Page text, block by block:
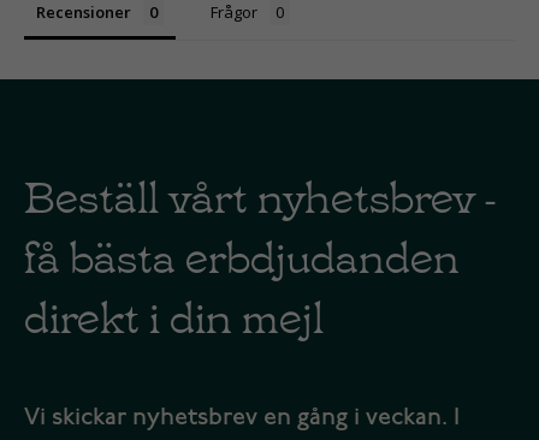
Recensioner Frågor
Beställ vårt nyhetsbrev -
få bästa erbdjudanden
direkt i din mejl
Vi skickar nyhetsbrev en gång i veckan. I